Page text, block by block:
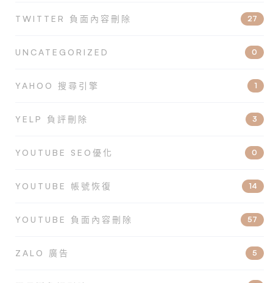
TWITTER 負面內容刪除 27
UNCATEGORIZED 0
YAHOO 搜尋引擎 1
YELP 負評刪除 3
YOUTUBE SEO優化 0
YOUTUBE 帳號恢復 14
YOUTUBE 負面內容刪除 57
ZALO 廣告 5